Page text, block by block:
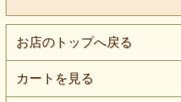
り
最も共鳴する場所が 第
エネルギー的に
お店のトップへ戻る
カートを見る